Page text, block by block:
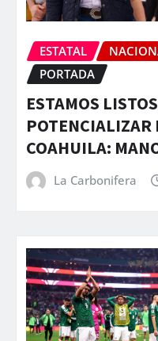
ESTATAL
PORTADA
ESTAMOS
POTENCIALIZAR
COAHUILA:
La Carbonifera